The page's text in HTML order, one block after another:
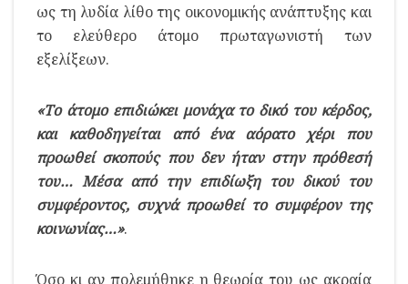
ως τη λυδία λίθο της οικονομικής ανάπτυξης και
το ελεύθερο άτομο πρωταγωνιστή των
εξελίξεων.
«Το άτομο επιδιώκει μονάχα το δικό του κέρδος,
και καθοδηγείται από ένα αόρατο χέρι που
προωθεί σκοπούς που δεν ήταν στην πρόθεσή
του… Μέσα από την επιδίωξη του δικού του
συμφέροντος, συχνά προωθεί το συμφέρον της
κοινωνίας…».
Όσο κι αν πολεμήθηκε η θεωρία του ως ακραία